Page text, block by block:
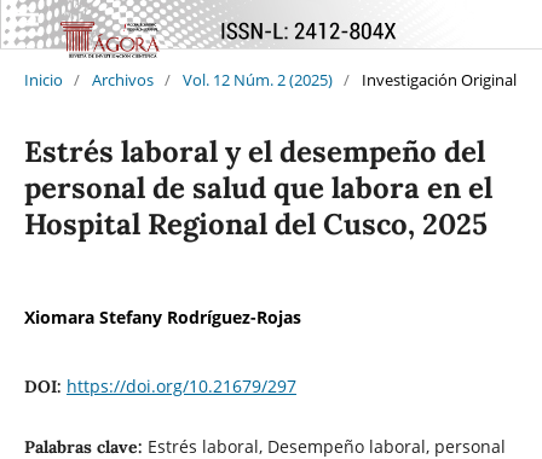
Inicio / Archivos / Vol. 12 Núm. 2 (2025) / Investigación Original
Estrés laboral y el desempeño del
personal de salud que labora en el
Hospital Regional del Cusco, 2025
Xiomara Stefany Rodríguez-Rojas
DOI: https://doi.org/10.21679/297
Palabras clave: Estrés laboral, Desempeño laboral, personal